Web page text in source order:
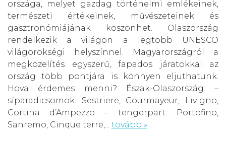
országa, melyet gazdag történelmi emlékeinek,
természeti értékeinek, művészeteinek és
gasztronómiájának köszönhet. Olaszország
rendelkezik a világon a legtöbb UNESCO
világörökségi helyszínnel. Magyarországról a
megközelítés egyszerű, fapados járatokkal az
ország több pontjára is könnyen eljuthatunk.
Hova érdemes menni? Észak-Olaszország: –
síparadicsomok: Sestriere, Courmayeur, Livigno,
Cortina d’Ampezzo – tengerpart: Portofino,
Sanremo, Cinque terre,... tovább »